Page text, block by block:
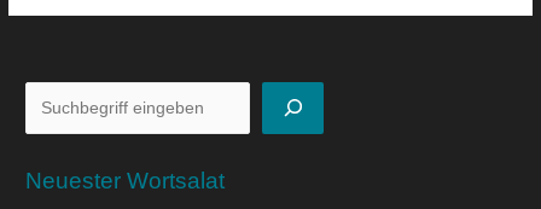
Neuester Wortsalat